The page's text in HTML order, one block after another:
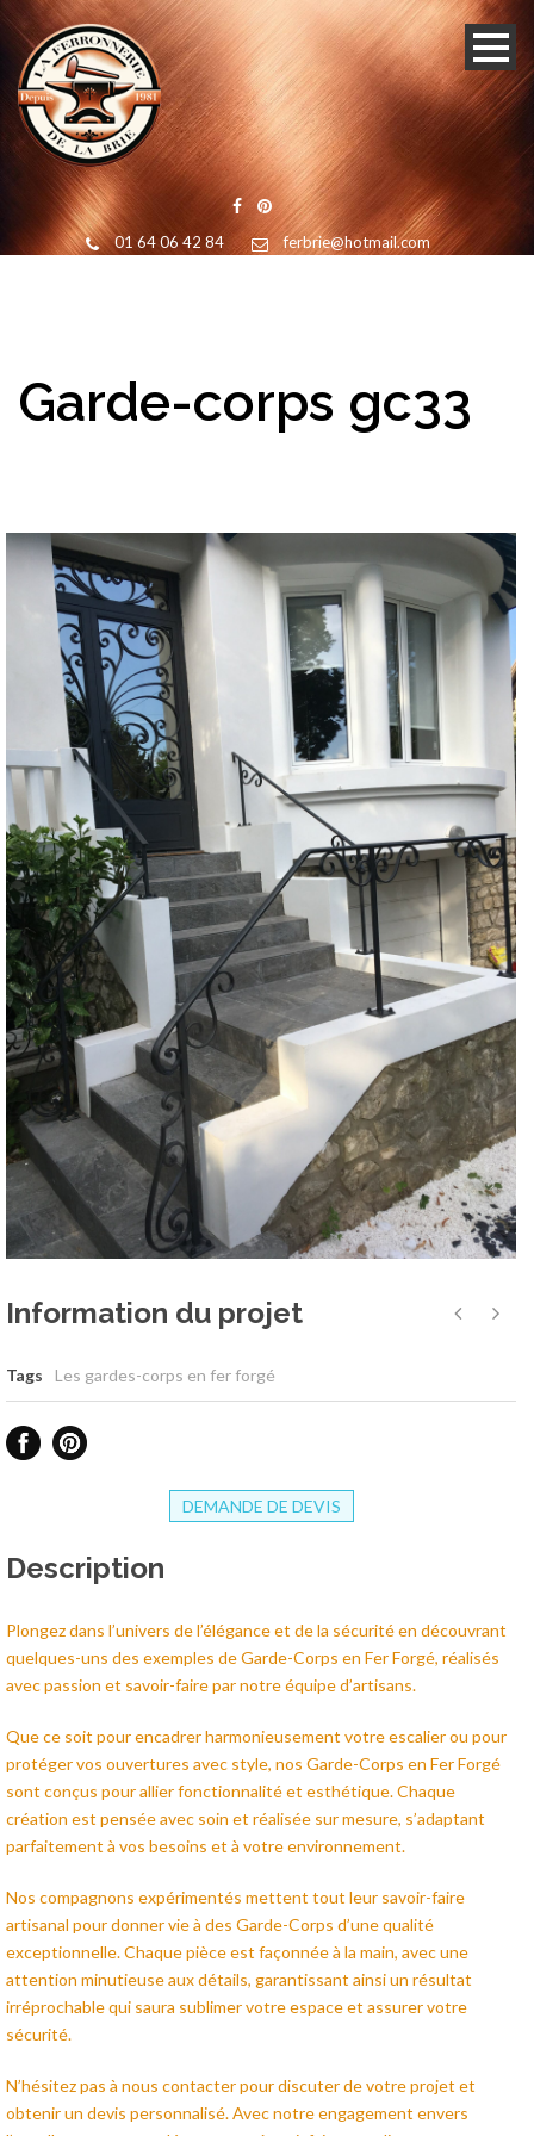
01 64 06 42 84 ferbrie@hotmail.com
Garde-corps gc33
Information du projet
Tags Les gardes-corps en fer forgé
DEMANDE DE DEVIS
Description
Plongez dans l’univers de l’élégance et de la sécurité en découvrant
quelques-uns des exemples de Garde-Corps en Fer Forgé, réalisés
avec passion et savoir-faire par notre équipe d’artisans.
Que ce soit pour encadrer harmonieusement votre escalier ou pour
protéger vos ouvertures avec style, nos Garde-Corps en Fer Forgé
sont conçus pour allier fonctionnalité et esthétique. Chaque
création est pensée avec soin et réalisée sur mesure, s’adaptant
parfaitement à vos besoins et à votre environnement.
Nos compagnons expérimentés mettent tout leur savoir-faire
artisanal pour donner vie à des Garde-Corps d’une qualité
exceptionnelle. Chaque pièce est façonnée à la main, avec une
attention minutieuse aux détails, garantissant ainsi un résultat
irréprochable qui saura sublimer votre espace et assurer votre
sécurité.
N’hésitez pas à nous contacter pour discuter de votre projet et
obtenir un devis personnalisé. Avec notre engagement envers